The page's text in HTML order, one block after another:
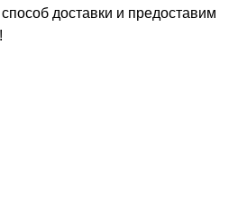
доставки и предоставим